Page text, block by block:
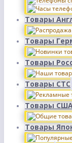
Товары
Товары
Товары
Товары СТС
Товары
Товары